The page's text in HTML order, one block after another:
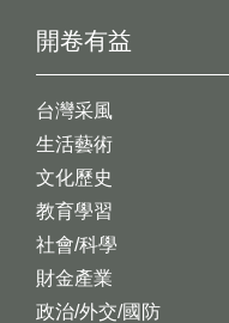
開卷有益
台灣采風
生活藝術
文化歷史
教育學習
社會/科學
財金產業
政治/外交/國防